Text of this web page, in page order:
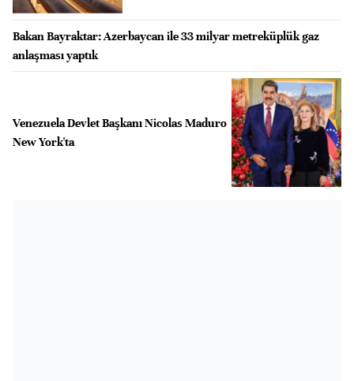
Bakan Bayraktar: Azerbaycan ile 33 milyar metreküplük gaz
anlaşması yaptık
Venezuela Devlet Başkanı Nicolas Maduro
New York'ta